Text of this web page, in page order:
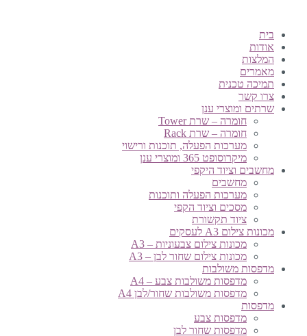
בית
אודות
המלצות
מאמרים
תמיכה טכנית
צרו קשר
שרתים ומוצרי ענן
חומרה – שרת Tower
חומרה – שרת Rack
מערכות הפעלה, תוכנות ורישוי
מיקרוסופט 365 ומוצרי ענן
מחשבים וציוד היקפי
מחשבים
מערכות הפעלה ותוכנות
מסכים וציוד הקפי
ציוד תקשורת
מכונות צילום A3 לעסקים
מכונות צילום צבעוניות – A3
מכונות צילום שחור לבן – A3
מדפסות משולבות
מדפסות משולבות צבע – A4
מדפסות משולבות שחור/לבן A4
מדפסות
מדפסות צבע
מדפסות שחור לבן